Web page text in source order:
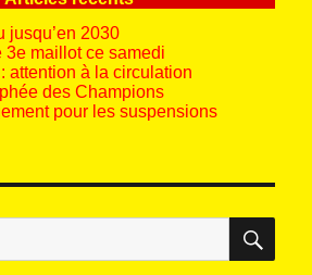
jusqu’en 2030
3e maillot ce samedi
attention à la circulation
des Champions
pour les suspensions